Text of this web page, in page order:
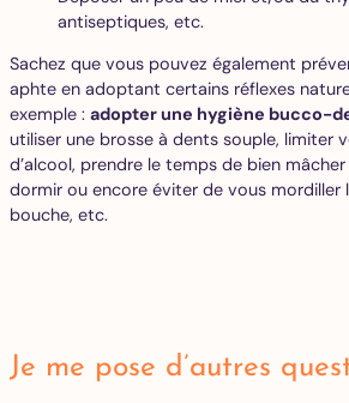
antiseptiques, etc.
Sachez que vous pouvez également
aphte en adoptant certains réflexes
exemple : adopter une hygiène bucco-
utiliser une brosse à dents souple, limiter
d’alcool, prendre le temps de bien
dormir ou encore éviter de vous mordiller
bouche, etc.
Je me pose d’autres